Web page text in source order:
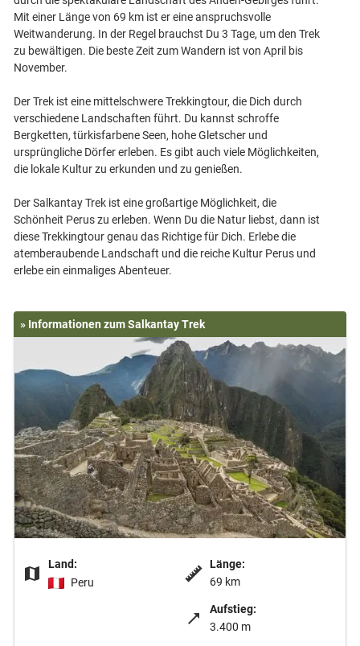
Mit einer Länge von 69 km ist er eine anspruchsvolle
Weitwanderung. In der Regel brauchst Du 3 Tage, um den Trek
zu bewältigen. Die beste Zeit zum Wandern ist von April bis
November.
Der Trek ist eine mittelschwere Trekkingtour, die Dich durch
verschiedene Landschaften führt. Du kannst schroffe
Bergketten, türkisfarbene Seen, hohe Gletscher und
ursprüngliche Dörfer erleben. Es gibt auch viele Möglichkeiten,
die lokale Kultur zu erkunden und zu genießen.
Der Salkantay Trek ist eine großartige Möglichkeit, die
Schönheit Perus zu erleben. Wenn Du die Natur liebst, dann ist
diese Trekkingtour genau das Richtige für Dich. Erlebe die
atemberaubende Landschaft und die reiche Kultur Perus und
» Informationen zum Salkantay Trek
Land:
Peru
Länge:
69 km
Aufstieg:
3.400 m